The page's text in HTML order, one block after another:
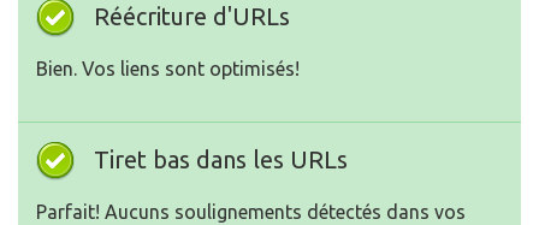
Réécriture d'URLs
Bien. Vos liens sont optimisés!
Tiret bas dans les URLs
Parfait! Aucuns soulignements détectés dans vos